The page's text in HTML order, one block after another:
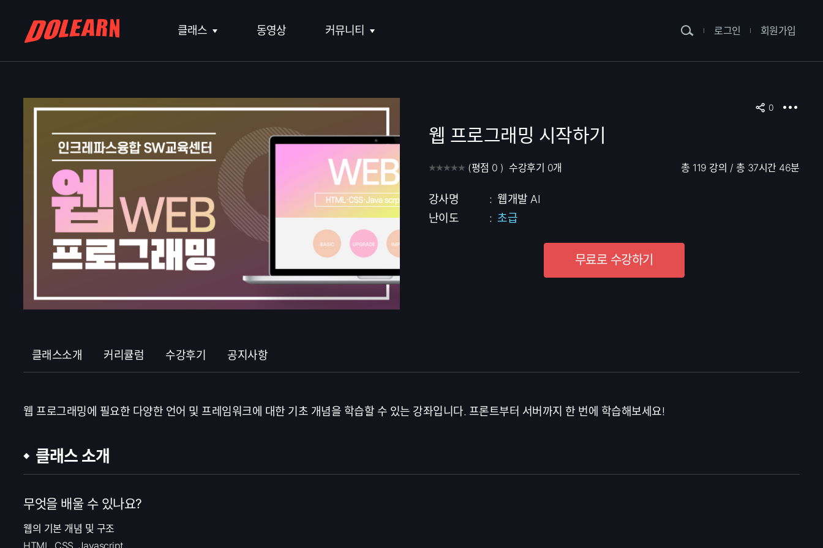
클래스
뷰티·헬스
더 색다른 라이프
IT개발
데이터사이언스
더 새로운 개발
영상제작
더 탄탄한 커리어
키즈
더 즐거운 키즈
동영상 커뮤니티
두런 트렌드
FAQ
수강후기 모아보기
로그인 회원가입
0
웹 프로그래밍 시작하기
(평점 0 ) 수강후기 0개 총 119 강의 / 총 37시간 46분
강사명 : 웹개발 AI
난이도
: 초급
무료로 수강하기
클래스소개 커리큘럼 수강후기 공지사항
웹 프로그래밍에 필요한 다양한 언어 및 프레임워크에 대한 기초 개념을 학습할 수 있는 강좌입니다. 프론트부터 서버까지 한 번에 학습해보세요!
클래스 소개
무엇을 배울 수 있나요?
웹의 기본 개념 및 구조
HTML, CSS, Javascript